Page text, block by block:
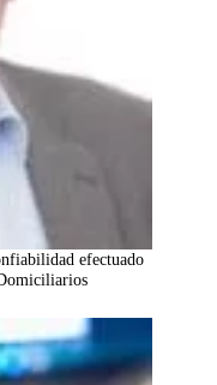
efectuado